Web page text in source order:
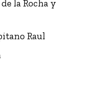
la Rocha y
Raul